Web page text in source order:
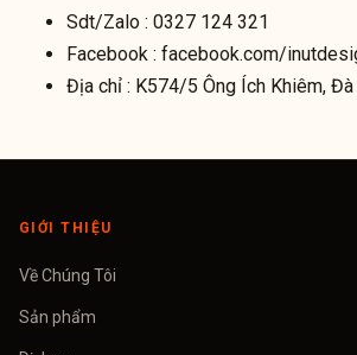
Sdt/Zalo : 0327 124 321
Facebook : facebook.com/
Địa chỉ : K574/5 Ông Ích Khiêm,
GIỚI THIỆU
Về Chúng Tôi
Sản phẩm